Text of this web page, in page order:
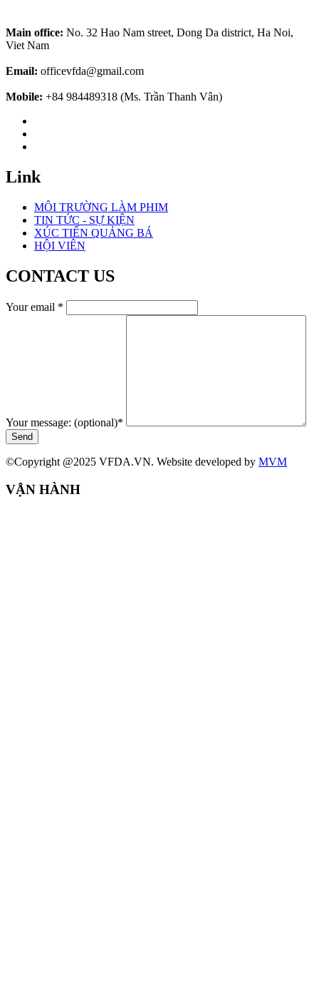
Main office: No. 32 Hao Nam street, Dong Da district, Ha Noi,
Viet Nam
Email: officevfda@gmail.com
Mobile: +84 984489318 (Ms. Trần Thanh Vân)
Link
MÔI TRƯỜNG LÀM PHIM
TIN TỨC - SỰ KIỆN
XÚC TIẾN QUẢNG BÁ
HỘI VIÊN
CONTACT US
Your email *
Your message: (optional)*
Send
©Copyright @2025 VFDA.VN. Website developed by MVM
VẬN HÀNH